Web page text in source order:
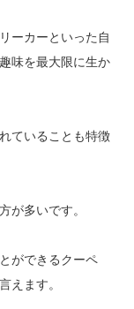
ーカーといった自
味を最大限に生か
ていることも特徴
が多いです。
ができるクーペ
えます。